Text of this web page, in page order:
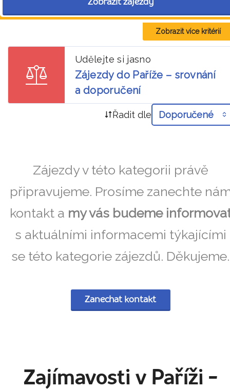
Zobrazit zájezdy
Zobrazit více kritérií
Udělejte si jasno
Zájezdy do Paříže – srovnání
a doporučení
Řadit dle Doporučené
Zájezdy v této kategorii právě
připravujeme. Prosíme zanechte
kontakt a my vás budeme
s aktuálními informacemi týkajícími
se této kategorie zájezdů. Děkujeme.
Zanechat kontakt
Zajímavosti v Paříži -